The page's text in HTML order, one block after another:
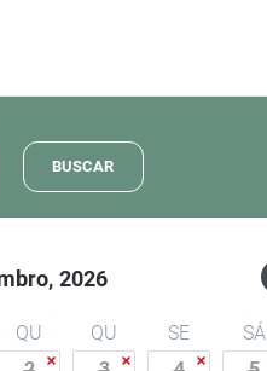
BUSCAR
2026
QU QU SE
SÁ